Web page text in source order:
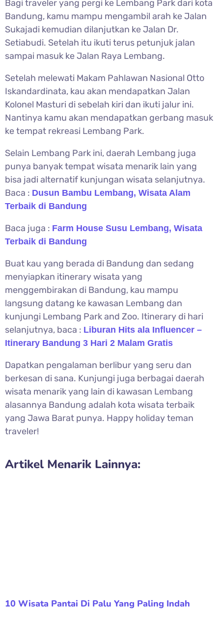
Bagi traveler yang pergi ke Lembang Park dari kota
Bandung, kamu mampu mengambil arah ke Jalan
Sukajadi kemudian dilanjutkan ke Jalan Dr.
Setiabudi. Setelah itu ikuti terus petunjuk jalan
sampai masuk ke Jalan Raya Lembang.
Setelah melewati Makam Pahlawan Nasional Otto
Iskandardinata, kau akan mendapatkan Jalan
Kolonel Masturi di sebelah kiri dan ikuti jalur ini.
Nantinya kamu akan mendapatkan gerbang masuk
ke tempat rekreasi Lembang Park.
Selain Lembang Park ini, daerah Lembang juga
punya banyak tempat wisata menarik lain yang
bisa jadi alternatif kunjungan wisata selanjutnya.
Baca : Dusun Bambu Lembang, Wisata Alam
Terbaik di Bandung
Baca juga : Farm House Susu Lembang, Wisata
Terbaik di Bandung
Buat kau yang berada di Bandung dan sedang
menyiapkan itinerary wisata yang
menggembirakan di Bandung, kau mampu
langsung datang ke kawasan Lembang dan
kunjungi Lembang Park and Zoo. Itinerary di hari
selanjutnya, baca : Liburan Hits ala Influencer –
Itinerary Bandung 3 Hari 2 Malam Gratis
Dapatkan pengalaman berlibur yang seru dan
berkesan di sana. Kunjungi juga berbagai daerah
wisata menarik yang lain di kawasan Lembang
alasannya Bandung adalah kota wisata terbaik
yang Jawa Barat punya. Happy holiday teman
traveler!
Artikel Menarik Lainnya:
10 Wisata Pantai Di Palu Yang Paling Indah